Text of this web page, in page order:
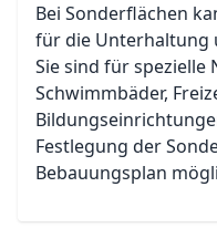
Bei Sonderflächen
für die Unterhaltung
Sie sind für spezielle
Schwimmbäder,
Festlegung der
Bebauungsplan